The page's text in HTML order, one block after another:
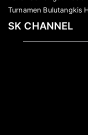
Turnamen Bulutangkis
SK CHANNEL